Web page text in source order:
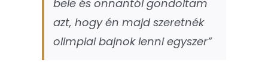
bele és onnantól gondoltam
azt, hogy én majd szeretnék
olimpiai bajnok lenni egyszer”